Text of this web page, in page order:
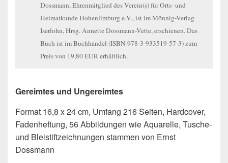
Dossmann, Ehrenmitglied des Verein(s) für Orts- und
Heimatkunde Hohenlimburg e.V., ist im Mönnig-Verlag
Iserlohn, Hrsg. Annette Dossmann-Vette, erschienen. Das
Buch ist im Buchhandel (ISBN 978-3-933519-57-3) zum
Preis von 19,80 EUR erhältlich.
Gereimtes und Ungereimtes
Format 16,8 x 24 cm, Umfang 216 Seiten, Hardcover,
Fadenheftung, 56 Abbildungen wie Aquarelle, Tusche-
und Bleistiftzeichnungen stammen von Ernst
Dossmann